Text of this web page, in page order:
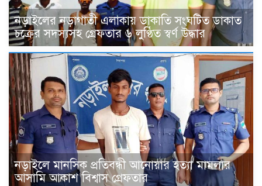
নড়াইলের নড়াগাতী এলাকায় ডাকাতি সংঘটিত ডাকাত
চক্রের সদস্যসহ গ্রেফতার ৬ লুণ্ঠিত স্বর্ণ উদ্ধার
নড়াইলে মানসিক প্রতিবন্ধী আনোয়ার হত্যা মামলার
আসামি আকাশ বিশ্বাস গ্রেফতার